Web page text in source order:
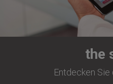
the
Entdecken